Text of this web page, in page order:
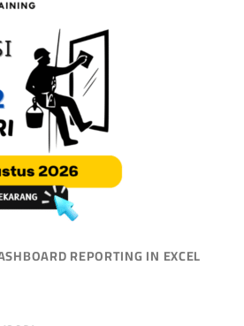
REPORTING IN EXCEL